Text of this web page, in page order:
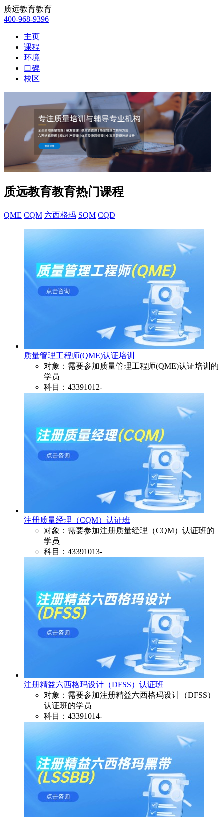
质远教育教育
400-968-9396
主页
课程
环境
口碑
校区
质远教育教育热门课程
QME CQM 六西格玛 SQM CQD
质量管理工程师(QME)认证培训
对象：需要参加质量管理工程师(QME)认证培训的
学员
科目：43391012-
注册质量经理（CQM）认证班
对象：需要参加注册质量经理（CQM）认证班的
学员
科目：43391013-
注册精益六西格玛设计（DFSS）认证班​
对象：需要参加注册精益六西格玛设计（DFSS）
认证班​的学员
科目：43391014-